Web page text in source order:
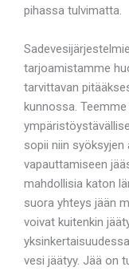
pihassa tulvimatta.
tarjoamistamme
tarvittavan
kunnossa.
sopii niin syöksyjen
vapauttamiseen
mahdollisia katon
suora yhteys jään
voivat kuitenkin
vesi jäätyy. Jää on